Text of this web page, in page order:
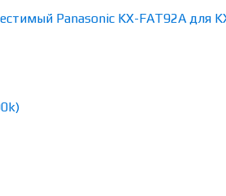
Panasonic KX-FAT92A для